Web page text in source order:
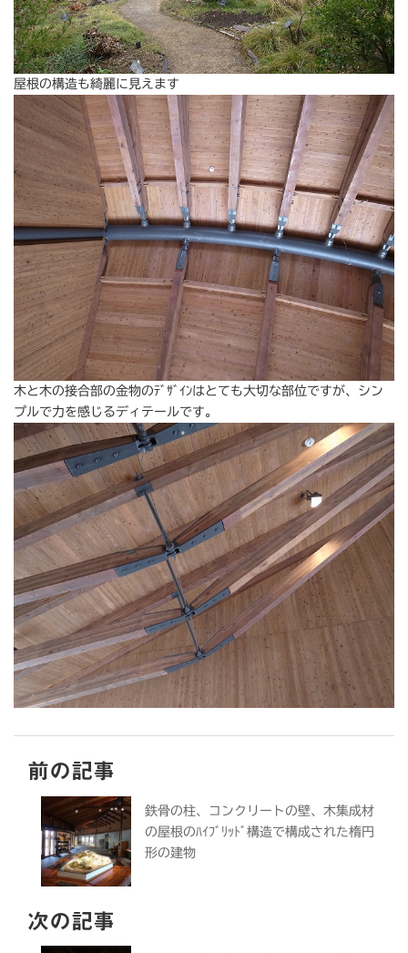
屋根の構造も綺麗に見えます
木と木の接合部の金物のﾃﾞｻﾞｲﾝはとても大切な部位ですが、シン
プルで力を感じるディテールです。
前の記事
鉄骨の柱、コンクリートの壁、木集成材
の屋根のﾊｲﾌﾞﾘｯﾄﾞ構造で構成された楕円
形の建物
次の記事